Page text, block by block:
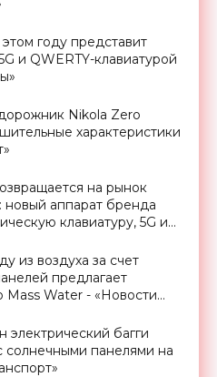
году представит
и QWERTY-клавиатурой
Nikola Zero
характеристики
на рынок
новый аппарат бренда
клавиатуру, 5G и
из воздуха за счет
предлагает
Mass Water - «Новости
электрический багги
солнечными панелями на